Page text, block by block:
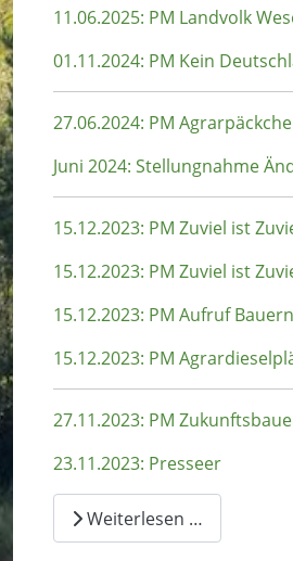
11.06.2025: PM Landvolk
01.11.2024: PM Kein
27.06.2024: PM
Juni 2024: Stellungnahme
15.12.2023: PM Zuviel ist
15.12.2023: PM Zuviel ist
15.12.2023: PM Aufruf
15.12.2023: PM
27.11.2023: PM
23.11.2023: Presseer
Weiterlesen …